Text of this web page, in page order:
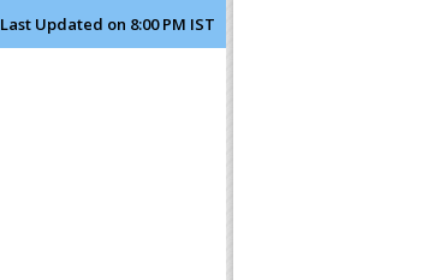
Last Updated on 8:00 PM IST